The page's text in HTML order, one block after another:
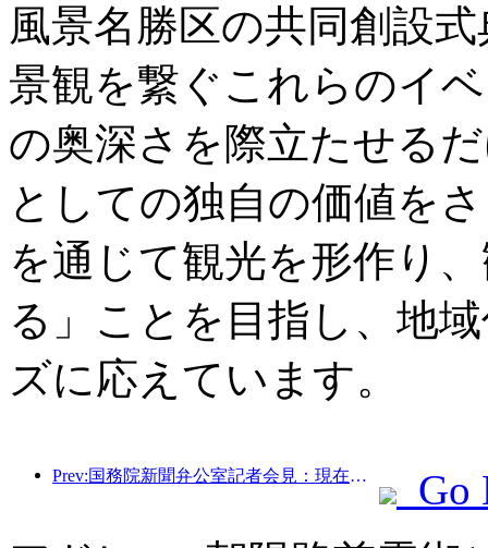
風景名勝区の共同創設
景観を繋ぐこれらのイ
の奥深さを際立たせる
としての独自の価値を
を通じて観光を形作り
る」ことを目指し、地
ズに応えています。
Prev:国務院新聞弁公室記者会見：現在、我が国には自動運転観光サービスを提供できる国境港が28カ所あります
Go